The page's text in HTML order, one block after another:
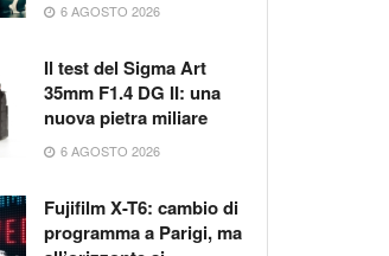
6 AGOSTO 2026
Il test del Sigma Art
35mm F1.4 DG II: una
nuova pietra miliare
6 AGOSTO 2026
Fujifilm X-T6: cambio di
programma a Parigi, ma